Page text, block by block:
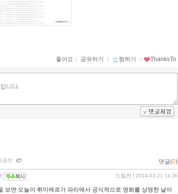
좋아요 ｌ 공유하기 ｌ 찜하기 ｌ ThanksTo
음반 댓글(0)
드팀전 l 2014-03-21 14:26
보면 오늘이 뤼미에르가 파리에서 공식적으로 영화를 상영한 날이